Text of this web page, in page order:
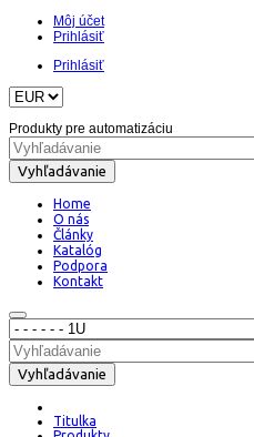
Môj účet
Prihlásiť
Prihlásiť
Produkty pre automatizáciu
Vyhľadávanie
Home
O nás
Články
Katalóg
Podpora
Kontakt
Vyhľadávanie
Titulka